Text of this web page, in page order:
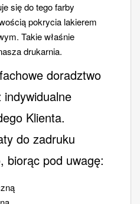
się do tego farby
pokrycia lakierem
Takie właśnie
drukarnia.
doradztwo
Klienta.
do zadruku
biorąc pod uwagę: